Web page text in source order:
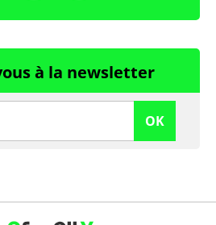
à la newsletter
OK